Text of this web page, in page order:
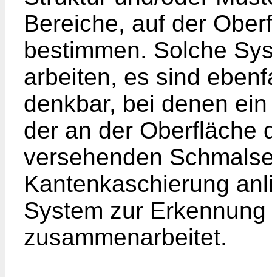
Bereiche, auf der
bestimmen. Solche
arbeiten, es sind
denkbar, bei denen
der an der Oberfläche
versehenden
Kantenkaschierung
System zur
zusammenarbeitet.